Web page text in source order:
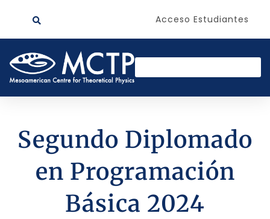
Acceso Estudiantes
Segundo Diplomado
en Programación
Básica 2024